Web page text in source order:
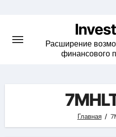
content
Расширение
финансового
Главная